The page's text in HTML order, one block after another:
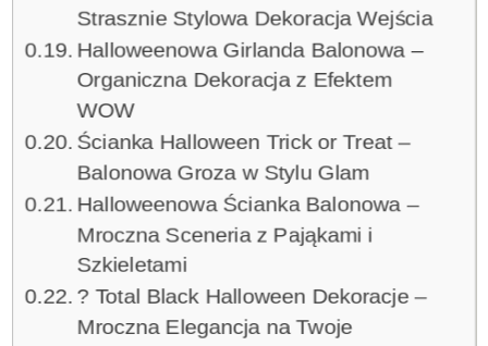
Strasznie Stylowa Dekoracja Wejścia
Halloweenowa Girlanda Balonowa –
Organiczna Dekoracja z Efektem
WOW
Ścianka Halloween Trick or Treat –
Balonowa Groza w Stylu Glam
Halloweenowa Ścianka Balonowa –
Mroczna Sceneria z Pająkami i
Szkieletami
? Total Black Halloween Dekoracje –
Mroczna Elegancja na Twoje